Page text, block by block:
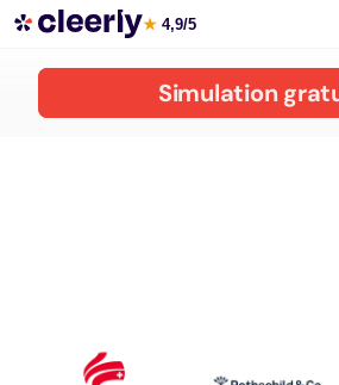
Les meilleures solutions pour défiscaliser
★ 4,9/5